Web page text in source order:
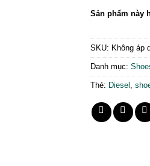
Sản phẩm này
SKU: Không áp
Danh mục:
Thẻ: Diesel ,